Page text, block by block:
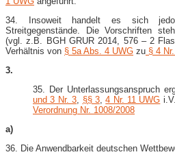
34. Insoweit handelt es sich
Streitgegenstände. Die Vorschriften
(vgl. z.B. BGH GRUR 2014, 576 – 2
Verhältnis von § 5a Abs. 4 UWG zu § 4
3.
35. Der Unterlassungsanspruch
und 3 Nr. 3
§§ 3,4 Nr. 11 UWG
Verordnung Nr. 1008/2008
a)
36. Die Anwendbarkeit deutschen